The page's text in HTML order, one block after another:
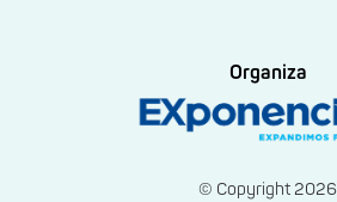
Organiza
© Copyright 2026